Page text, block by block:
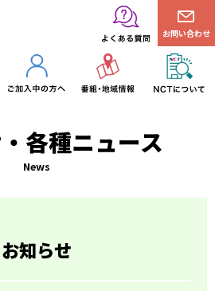
お問い合わせ
各種ニュース
News
お知らせ